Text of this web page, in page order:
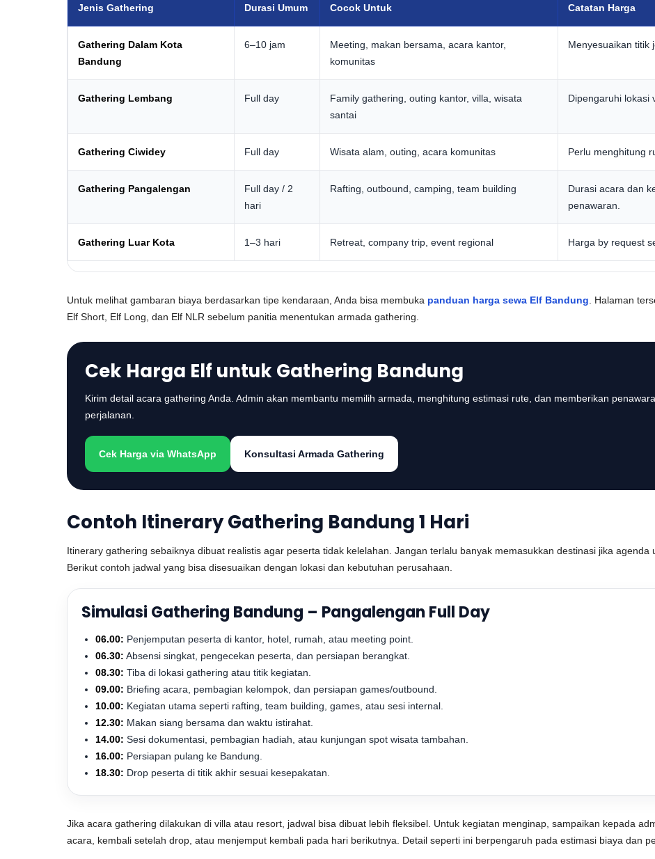
Jenis Gathering Durasi Umum Cocok Untuk Catatan Harga
Gathering Dalam Kota
Bandung
6–10 jam
Meeting, makan bersama, acara kantor,
komunitas
Menyesuaikan titik
Gathering Lembang Full day
Family gathering, outing kantor, villa, wisata
santai
Dipengaruhi lokasi
Gathering Ciwidey Full day Wisata alam, outing, acara komunitas Perlu menghitung
Gathering Pangalengan
Full day / 2
hari
Rafting, outbound, camping, team building
Durasi acara dan
penawaran.
Gathering Luar Kota 1–3 hari Retreat, company trip, event regional Harga by request
Untuk melihat gambaran biaya berdasarkan tipe kendaraan, Anda bisa membuka panduan harga sewa Elf Bandung . Halaman
Elf Short, Elf Long, dan Elf NLR sebelum panitia menentukan armada gathering.
Cek Harga Elf untuk Gathering Bandung
Kirim detail acara gathering Anda. Admin akan membantu memilih armada, menghitung estimasi rute, dan memberikan
perjalanan.
Cek Harga via WhatsApp Konsultasi Armada Gathering
Contoh Itinerary Gathering Bandung 1 Hari
Itinerary gathering sebaiknya dibuat realistis agar peserta tidak kelelahan. Jangan terlalu banyak memasukkan destinasi jika agenda
Berikut contoh jadwal yang bisa disesuaikan dengan lokasi dan kebutuhan perusahaan.
Simulasi Gathering Bandung – Pangalengan Full Day
06.00: Penjemputan peserta di kantor, hotel, rumah, atau meeting point.
06.30: Absensi singkat, pengecekan peserta, dan persiapan berangkat.
08.30: Tiba di lokasi gathering atau titik kegiatan.
09.00: Briefing acara, pembagian kelompok, dan persiapan games/outbound.
10.00: Kegiatan utama seperti rafting, team building, games, atau sesi internal.
12.30: Makan siang bersama dan waktu istirahat.
14.00: Sesi dokumentasi, pembagian hadiah, atau kunjungan spot wisata tambahan.
16.00: Persiapan pulang ke Bandung.
18.30: Drop peserta di titik akhir sesuai kesepakatan.
Jika acara gathering dilakukan di villa atau resort, jadwal bisa dibuat lebih fleksibel. Untuk kegiatan menginap, sampaikan kepada
acara, kembali setelah drop, atau menjemput kembali pada hari berikutnya. Detail seperti ini berpengaruh pada estimasi biaya dan